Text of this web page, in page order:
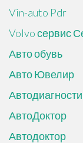
Vin-auto Pdr
Volvo сервис
Авто обувь
Авто Ювелир
АвтоДоктор
Автодоктор